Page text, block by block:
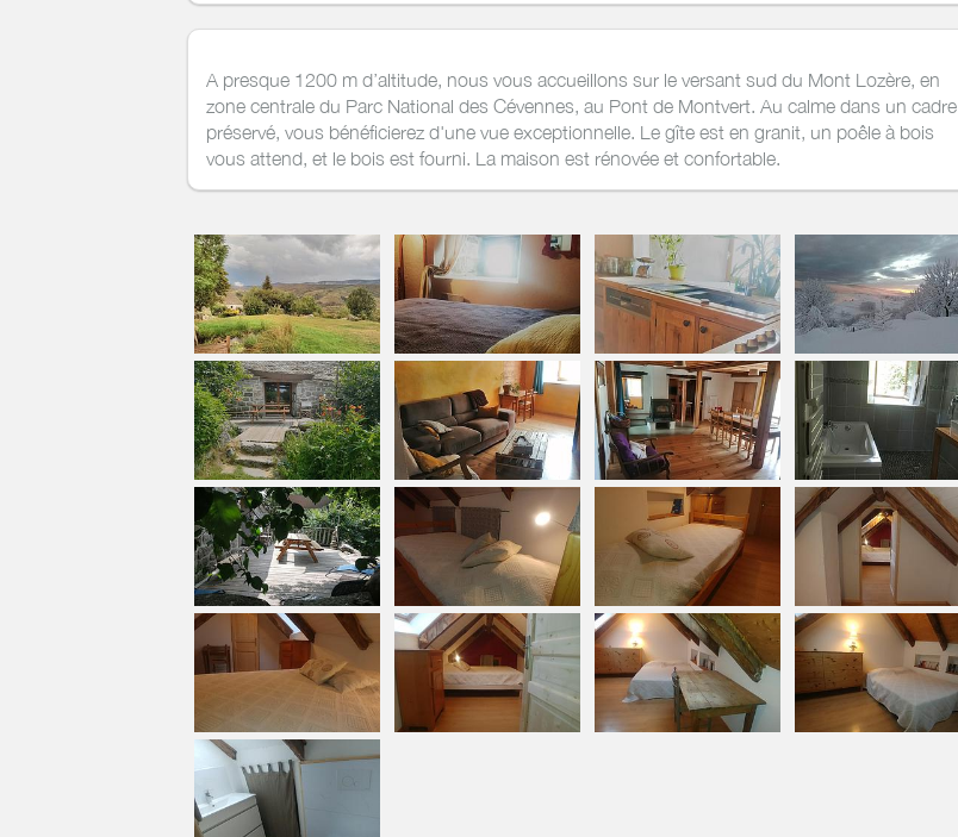
A presque 1200 m d’altitude, nous vous accueillons sur le versant sud du Mont Lozère, en
zone centrale du Parc National des Cévennes, au Pont de Montvert. Au calme dans un cadre
préservé, vous bénéficierez d'une vue exceptionnelle. Le gîte est en granit, un poêle à bois
vous attend, et le bois est fourni. La maison est rénovée et confortable.